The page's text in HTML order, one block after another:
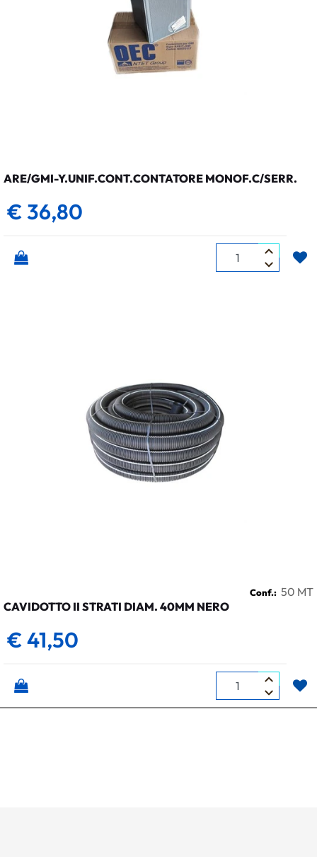
ARE/GMI-Y.UNIF.CONT.CONTATORE MONOF.C/SERR.
€ 36,80
Quantità
Conf.: 50 MT
CAVIDOTTO II STRATI DIAM. 40MM NERO
€ 41,50
Quantità